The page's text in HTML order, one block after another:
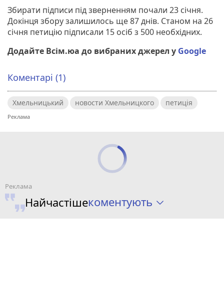
Збирати підписи під зверненням почали 23 січня.
Докінця збору залишилось ще 87 днів. Станом на 26
січня петицію підписали 15 осіб з 500 необхідних.
Додайте Всім.юа до вибраних джерел у Google
Коментарі (1)
Хмельницький новости Хмельницкого петиція
Найчастішекоментують